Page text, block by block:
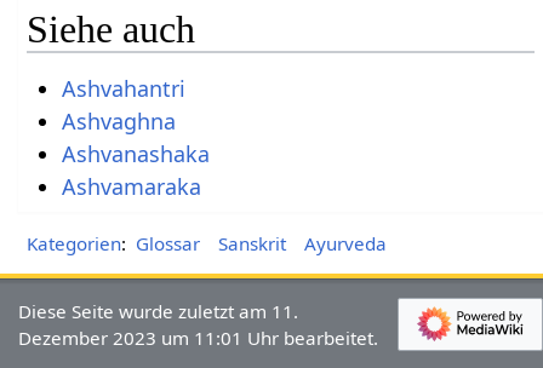
Siehe auch
Ashvahantri
Ashvaghna
Ashvanashaka
Ashvamaraka
Kategorien: Glossar Sanskrit Ayurveda
Diese Seite wurde zuletzt am 11.
Dezember 2023 um 11:01 Uhr bearbeitet.